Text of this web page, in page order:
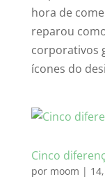
hora de
reparou
corporativos
ícones do
Cinco
por moom |